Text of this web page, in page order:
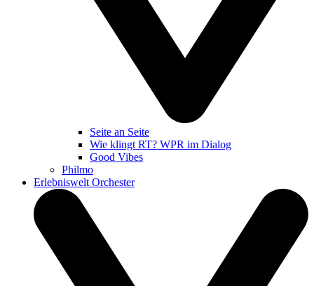
Seite an Seite
Wie klingt RT? WPR im Dialog
Good Vibes
Philmo
Erlebniswelt Orchester